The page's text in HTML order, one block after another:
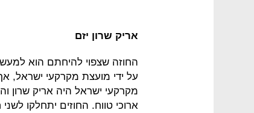
אריק שרון יזם
על ידי מועצת מקרקעי
מקרקעי ישראל היה אריק שרון
ארוכי טווח. החוזים יתחלקו